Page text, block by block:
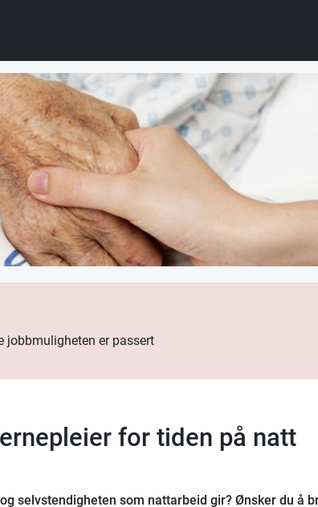
jobbmuligheten er passert
for tiden på natt
selvstendigheten som nattarbeid gir? Ønsker du å